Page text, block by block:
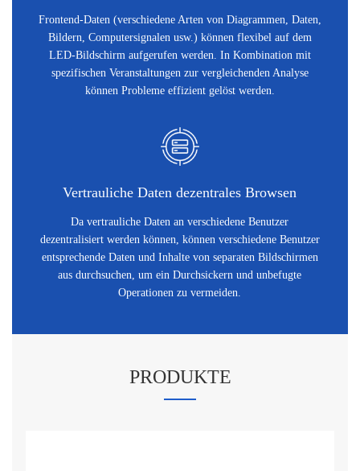
Frontend-Daten (verschiedene Arten von Diagrammen, Daten,
Bildern, Computersignalen usw.) können flexibel auf dem
LED-Bildschirm aufgerufen werden. In Kombination mit
spezifischen Veranstaltungen zur vergleichenden Analyse
können Probleme effizient gelöst werden.
Vertrauliche Daten dezentrales Browsen
Da vertrauliche Daten an verschiedene Benutzer
dezentralisiert werden können, können verschiedene Benutzer
entsprechende Daten und Inhalte von separaten Bildschirmen
aus durchsuchen, um ein Durchsickern und unbefugte
Operationen zu vermeiden.
PRODUKTE